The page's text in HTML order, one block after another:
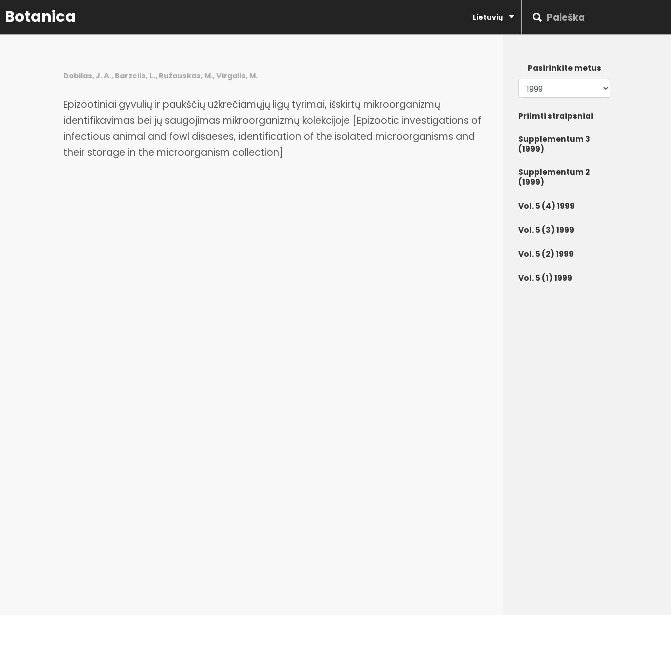
Botanica Lietuvių
Dobilas, J. A., Barzelis, L., Ružauskas, M., Virgalis, M.
Epizootiniai gyvulių ir paukščių užkrečiamųjų ligų tyrimai, išskirtų mikroorganizmų
identifikavimas bei jų saugojimas mikroorganizmų kolekcijoje [Epizootic investigations of
infectious animal and fowl disaeses, identification of the isolated microorganisms and
their storage in the microorganism collection]
Pasirinkite metus
Priimti straipsniai
Supplementum 3
(1999)
Supplementum 2
(1999)
Vol. 5 (4) 1999
Vol. 5 (3) 1999
Vol. 5 (2) 1999
Vol. 5 (1) 1999